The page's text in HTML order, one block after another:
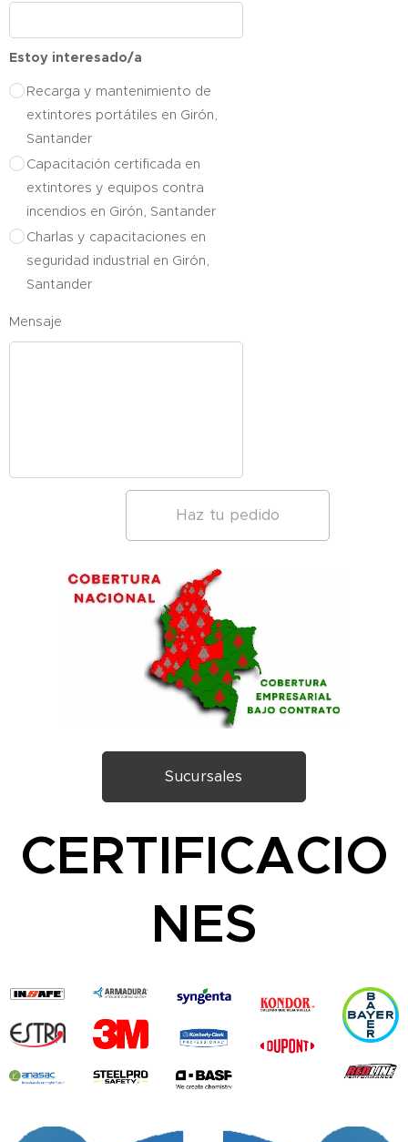
Estoy interesado/a
Recarga y mantenimiento de
extintores portátiles en Girón,
Santander
Capacitación certificada en
extintores y equipos contra
incendios en Girón, Santander
Charlas y capacitaciones en
seguridad industrial en Girón,
Santander
Mensaje
Haz tu pedido
Sucursales
CERTIFICACIO
NES